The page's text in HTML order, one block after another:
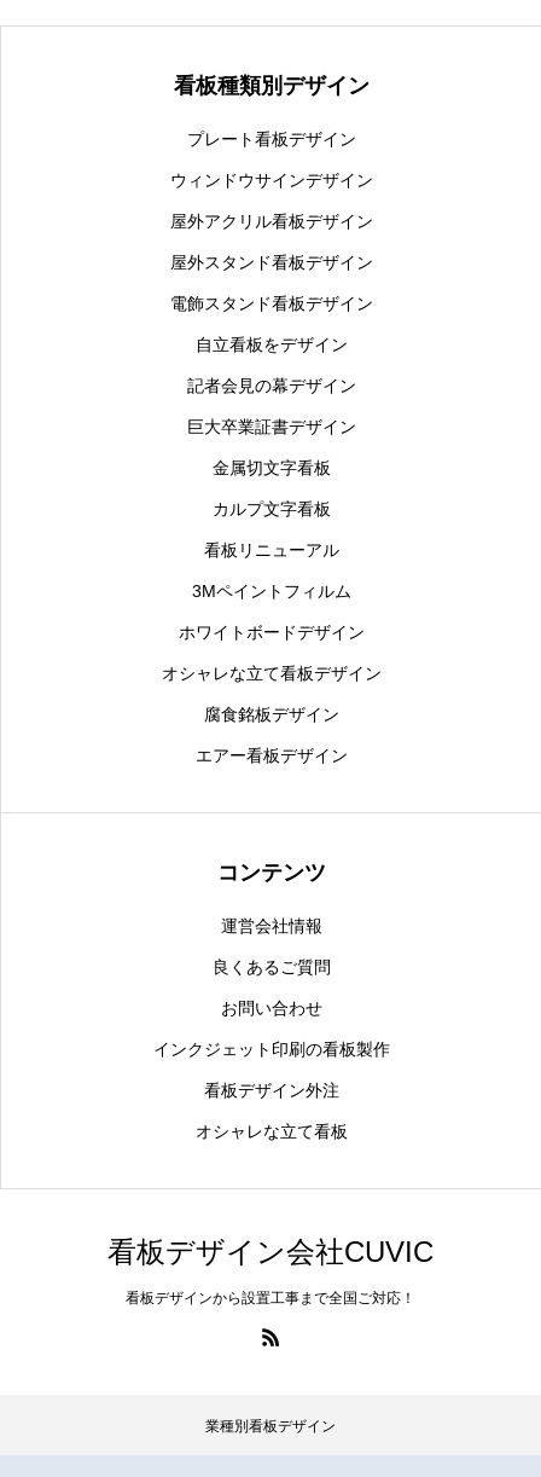
看板種類別デザイン
プレート看板デザイン
ウィンドウサインデザイン
屋外アクリル看板デザイン
屋外スタンド看板デザイン
電飾スタンド看板デザイン
自立看板をデザイン
記者会見の幕デザイン
巨大卒業証書デザイン
金属切文字看板
カルプ文字看板
看板リニューアル
3Mペイントフィルム
ホワイトボードデザイン
オシャレな立て看板デザイン
腐食銘板デザイン
エアー看板デザイン
コンテンツ
運営会社情報
良くあるご質問
お問い合わせ
インクジェット印刷の看板製作
看板デザイン外注
オシャレな立て看板
看板デザイン会社CUVIC
看板デザインから設置工事まで全国ご対応！
業種別看板デザイン